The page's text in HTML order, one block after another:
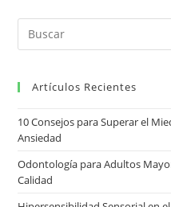
Artículos Recientes
10 Consejos para Superar el
Ansiedad
Odontología para Adultos
Calidad